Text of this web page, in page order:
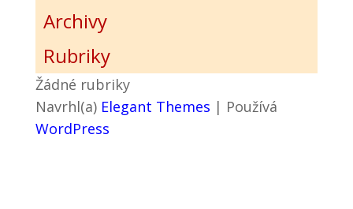
Archivy
Rubriky
Žádné rubriky
Navrhl(a) Elegant Themes | Používá
WordPress